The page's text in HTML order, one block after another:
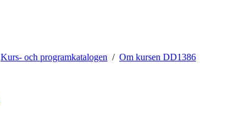
Kurs- och programkatalogen Om kursen DD1386